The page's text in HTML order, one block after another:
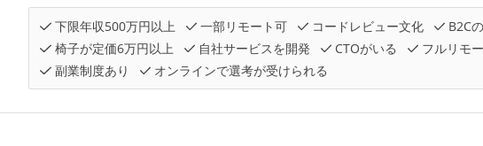
下限年収500万円以上 一部リモート可 コードレビュー文化
B2C
椅子が定価6万円以上
自社サービスを開発 CTOがいる
フルリモ
副業制度あり
オンラインで選考が受けられる